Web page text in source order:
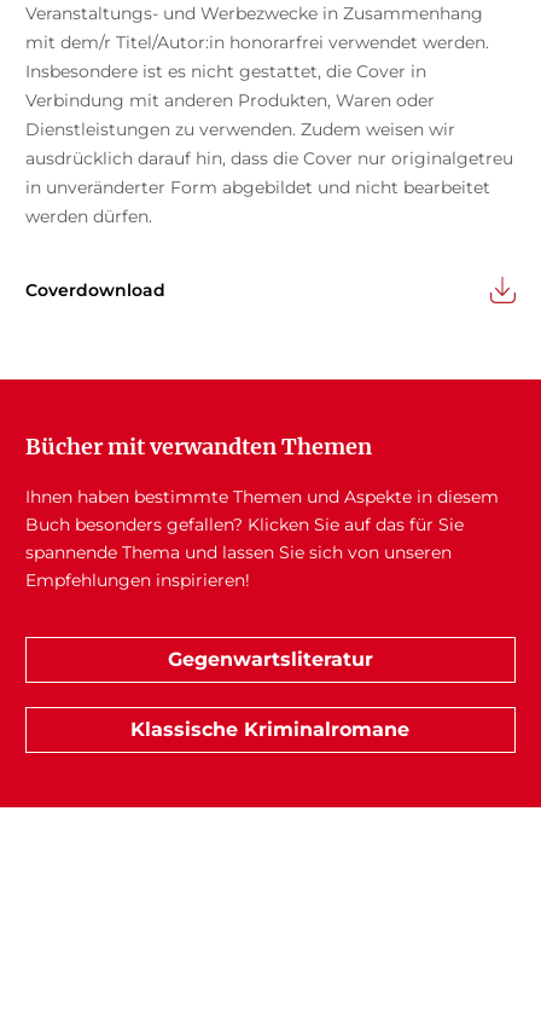
Veranstaltungs- und Werbezwecke in Zusammenhang
mit dem/r Titel/Autor:in honorarfrei verwendet werden.
Insbesondere ist es nicht gestattet, die Cover in
Verbindung mit anderen Produkten, Waren oder
Dienstleistungen zu verwenden. Zudem weisen wir
ausdrücklich darauf hin, dass die Cover nur originalgetreu
in unveränderter Form abgebildet und nicht bearbeitet
werden dürfen.
Coverdownload
Bücher mit verwandten Themen
Ihnen haben bestimmte Themen und Aspekte in diesem
Buch besonders gefallen? Klicken Sie auf das für Sie
spannende Thema und lassen Sie sich von unseren
Empfehlungen inspirieren!
Gegenwartsliteratur
Klassische Kriminalromane